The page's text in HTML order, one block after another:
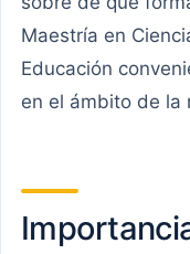
Maestría en
Educación
en el ámbito de la